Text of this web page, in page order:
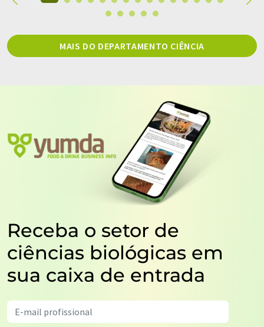
MAIS DO DEPARTAMENTO CIÊNCIA
Receba o setor de
ciências biológicas em
sua caixa de entrada